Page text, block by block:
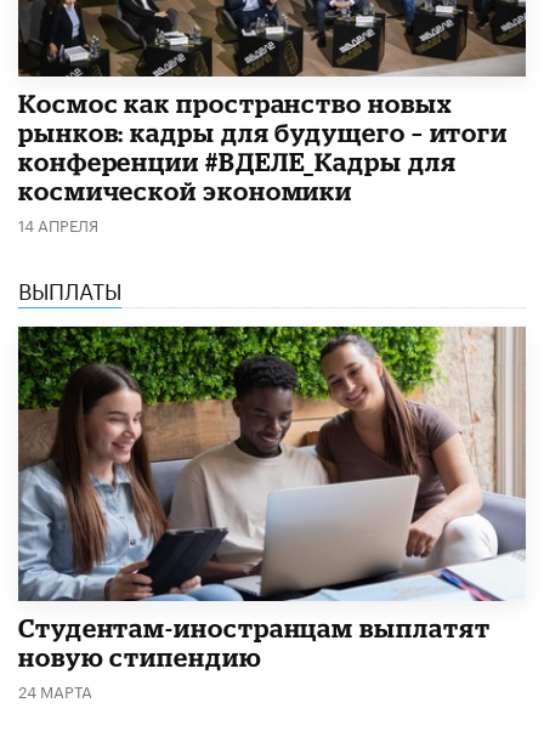
Космос как пространство новых
рынков: кадры для будущего – итоги
конференции #ВДЕЛЕ_Кадры для
космической экономики
14 АПРЕЛЯ
ВЫПЛАТЫ
Студентам-иностранцам выплатят
новую стипендию
24 МАРТА